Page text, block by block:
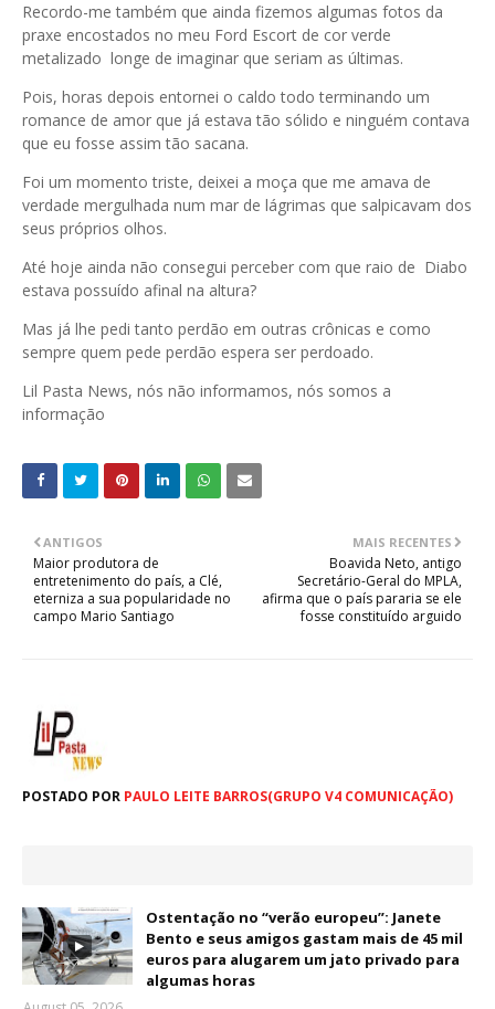
Recordo-me também que ainda fizemos algumas fotos da
praxe encostados no meu Ford Escort de cor verde
metalizado longe de imaginar que seriam as últimas.
Pois, horas depois entornei o caldo todo terminando um
romance de amor que já estava tão sólido e ninguém contava
que eu fosse assim tão sacana.
Foi um momento triste, deixei a moça que me amava de
verdade mergulhada num mar de lágrimas que salpicavam dos
seus próprios olhos.
Até hoje ainda não consegui perceber com que raio de Diabo
estava possuído afinal na altura?
Mas já lhe pedi tanto perdão em outras crônicas e como
sempre quem pede perdão espera ser perdoado.
Lil Pasta News, nós não informamos, nós somos a
informação
MAIS RECENTES
Boavida Neto, antigo
Secretário-Geral do MPLA,
afirma que o país pararia se ele
fosse constituído arguido
ANTIGOS
Maior produtora de
entretenimento do país, a Clé,
eterniza a sua popularidade no
campo Mario Santiago
POSTADO POR PAULO LEITE BARROS(GRUPO V4 COMUNICAÇÃO)
Ostentação no “verão europeu”: Janete
Bento e seus amigos gastam mais de 45 mil
euros para alugarem um jato privado para
algumas horas